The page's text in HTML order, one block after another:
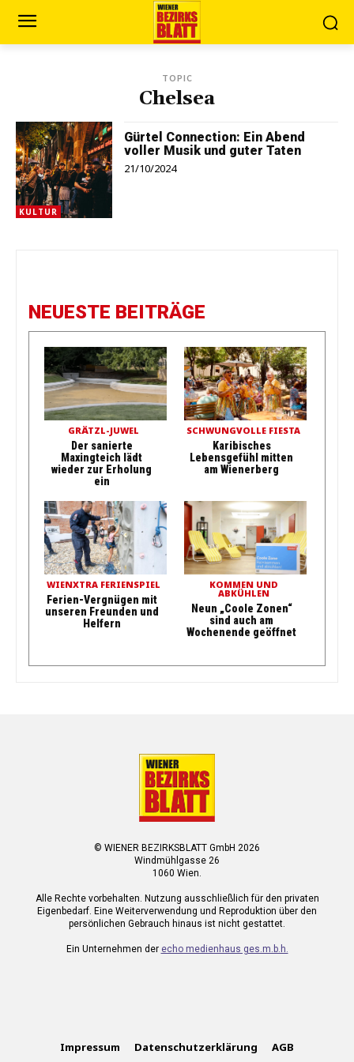
TOPIC
Chelsea
KULTUR
Gürtel Connection: Ein Abend
voller Musik und guter Taten
21/10/2024
NEUESTE BEITRÄGE
GRÄTZL-JUWEL
Der sanierte
Maxingteich lädt
wieder zur Erholung
ein
SCHWUNGVOLLE FIESTA
Karibisches
Lebensgefühl mitten
am Wienerberg
WIENXTRA FERIENSPIEL
Ferien-Vergnügen mit
unseren Freunden und
Helfern
KOMMEN UND
ABKÜHLEN
Neun „Coole Zonen“
sind auch am
Wochenende geöffnet
© WIENER BEZIRKSBLATT GmbH 2026
Windmühlgasse 26
1060 Wien.
Alle Rechte vorbehalten. Nutzung ausschließlich für den privaten
Eigenbedarf. Eine Weiterverwendung und Reproduktion über den
persönlichen Gebrauch hinaus ist nicht gestattet.
Ein Unternehmen der echo medienhaus ges.m.b.h.
Impressum Datenschutzerklärung AGB